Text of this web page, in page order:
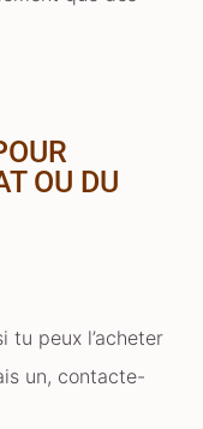
OU DU
tu peux l’acheter
un, contacte-